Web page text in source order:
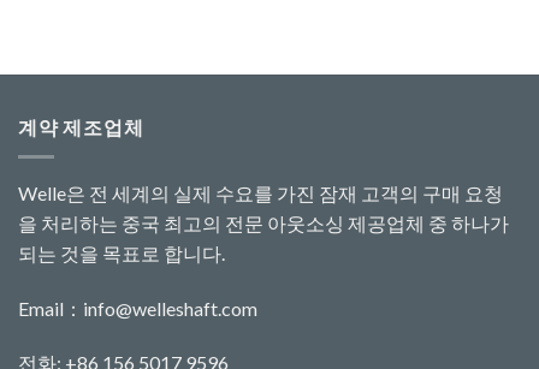
계약 제조업체
Welle은 전 세계의 실제 수요를 가진 잠재 고객의 구매 요청
을 처리하는 중국 최고의 전문 아웃소싱 제공업체 중 하나가
되는 것을 목표로 합니다.
Email： info@welleshaft.com
전화: +86 156 5017 9596